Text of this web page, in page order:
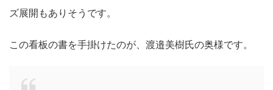
ズ展開もありそうです。
この看板の書を手掛けたのが、渡邉美樹氏の奥様です。